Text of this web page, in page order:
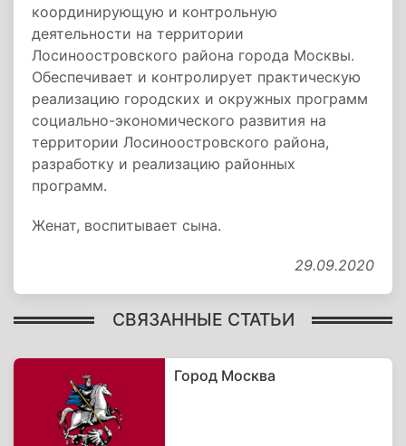
координирующую и контрольную
деятельности на территории
Лосиноостровского района города Москвы.
Обеспечивает и контролирует практическую
реализацию городских и окружных программ
социально-экономического развития на
территории Лосиноостровского района,
разработку и реализацию районных
программ.
Женат, воспитывает сына.
29.09.2020
СВЯЗАННЫЕ СТАТЬИ
Город Москва